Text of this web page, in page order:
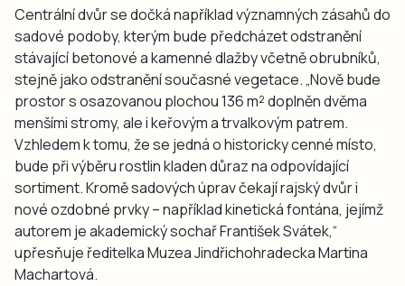
Centrální dvůr se dočká například významných zásahů do
sadové podoby, kterým bude předcházet odstranění
stávající betonové a kamenné dlažby včetně obrubníků,
stejně jako odstranění současné vegetace. „Nově bude
prostor s osazovanou plochou 136 m² doplněn dvěma
menšími stromy, ale i keřovým a trvalkovým patrem.
Vzhledem k tomu, že se jedná o historicky cenné místo,
bude při výběru rostlin kladen důraz na odpovídající
sortiment. Kromě sadových úprav čekají rajský dvůr i
nové ozdobné prvky – například kinetická fontána, jejímž
autorem je akademický sochař František Svátek,“
upřesňuje ředitelka Muzea Jindřichohradecka Martina
Machartová.